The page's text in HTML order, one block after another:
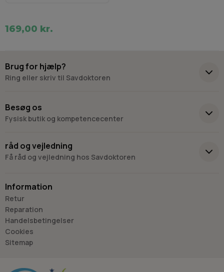
169,00 kr.
Brug for hjælp?
Ring eller skriv til Savdoktoren
Besøg os
Fysisk butik og kompetencecenter
9400 Nørresundby
råd og vejledning
Få råd og vejledning hos Savdoktoren
“Vi bygger vores løsninger på viden, erfaring og faglig indsigt
- så du kan træffe
det rigtige valg, hver gang.
- Jan “Savdoktoren” Østergaard
Information
Retur
Reparation
Handelsbetingelser
Cookies
Sitemap